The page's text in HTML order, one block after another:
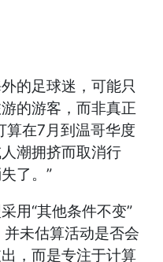
的足球迷，可能只
的游客，而非真正
算在7月到温哥华度
潮拥挤而取消行
了。”
用“其他条件不变”
未估算活动是否会
，而是专注于计算